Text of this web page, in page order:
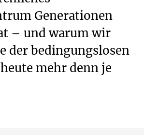
Generationen
– und warum wir
der bedingungslosen
mehr denn je